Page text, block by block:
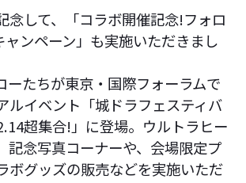
念して、「コラボ開催記念!フォロ
ンペーン」も実施いただきまし
ーたちが東京・国際フォーラムで
ルイベント「城ドラフェスティバ
超集合!」に登場。ウルトラヒー
記念写真コーナーや、会場限定プ
ボグッズの販売などを実施いただ